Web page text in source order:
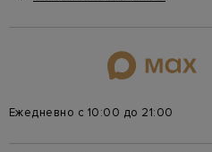
Ежедневно с 10:00 до 21:00